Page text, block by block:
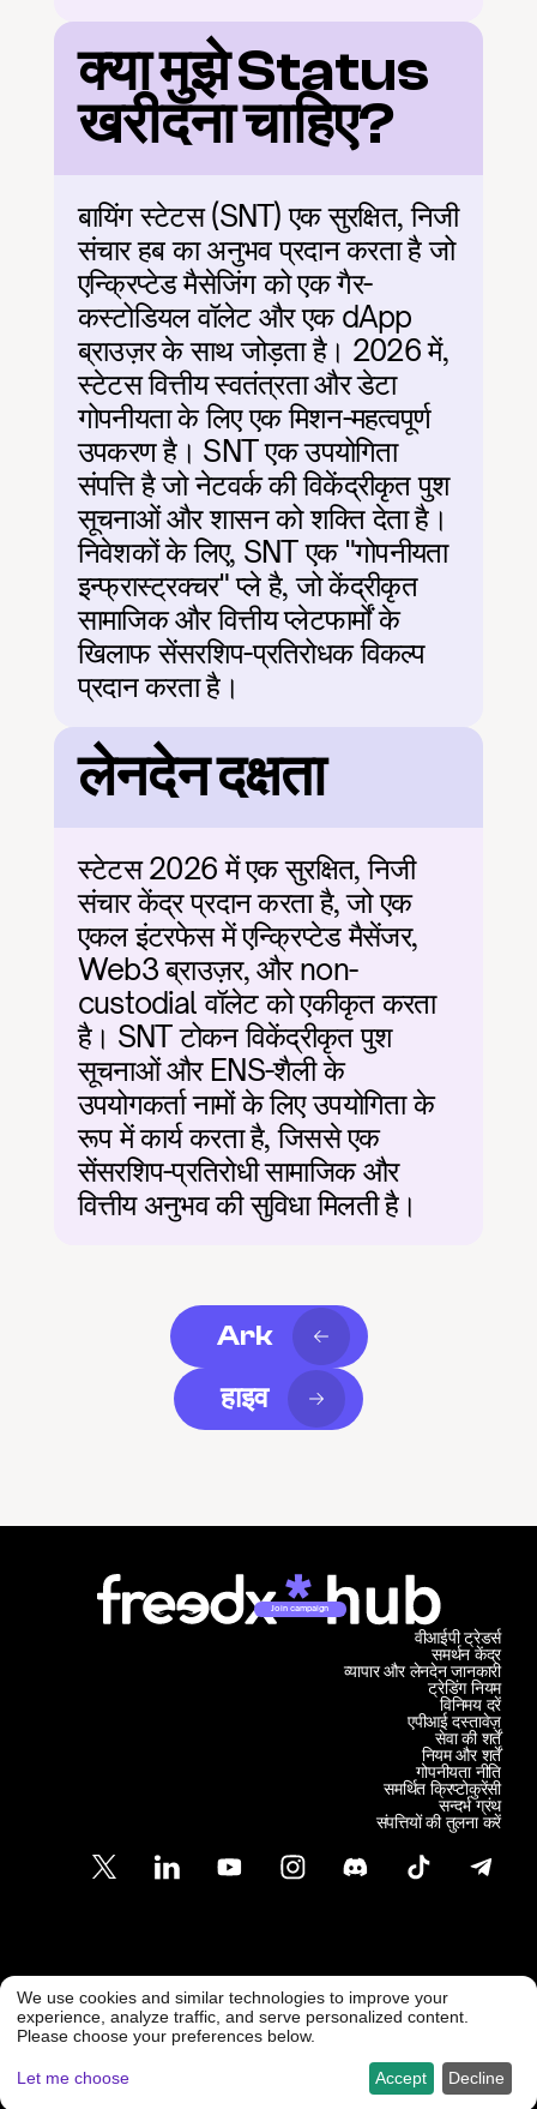
क्या मुझे Status
खरीदना चाहिए?
बायिंग स्टेटस (SNT) एक सुरक्षित, निजी
संचार हब का अनुभव प्रदान करता है जो
एन्क्रिप्टेड मैसेजिंग को एक गैर-
कस्टोडियल वॉलेट और एक dApp
ब्राउज़र के साथ जोड़ता है। 2026 में,
स्टेटस वित्तीय स्वतंत्रता और डेटा
गोपनीयता के लिए एक मिशन-महत्वपूर्ण
उपकरण है। SNT एक उपयोगिता
संपत्ति है जो नेटवर्क की विकेंद्रीकृत पुश
सूचनाओं और शासन को शक्ति देता है।
निवेशकों के लिए, SNT एक "गोपनीयता
इन्फ्रास्ट्रक्चर" प्ले है, जो केंद्रीकृत
सामाजिक और वित्तीय प्लेटफार्मों के
खिलाफ सेंसरशिप-प्रतिरोधक विकल्प
प्रदान करता है।
लेनदेन दक्षता
स्टेटस 2026 में एक सुरक्षित, निजी
संचार केंद्र प्रदान करता है, जो एक
एकल इंटरफेस में एन्क्रिप्टेड मैसेंजर,
Web3 ब्राउज़र, और non-
custodial वॉलेट को एकीकृत करता
है। SNT टोकन विकेंद्रीकृत पुश
सूचनाओं और ENS-शैली के
उपयोगकर्ता नामों के लिए उपयोगिता के
रूप में कार्य करता है, जिससे एक
सेंसरशिप-प्रतिरोधी सामाजिक और
वित्तीय अनुभव की सुविधा मिलती है।
Ark
हाइव
Join campaign
समर्थन केंद्र
व्यापार और लेनदेन जानकारी
वीआईपी ट्रेडर्स
ट्रेडिंग नियम
विनिमय दरें
एपीआई दस्तावेज़
सेवा की शर्तें
नियम और शर्तें
गोपनीयता नीति
समर्थित क्रिप्टोकुरेंसी
सन्दर्भ ग्रंथ
संपत्तियों की तुलना करें
ग्राहक समर्थन
सपोर्ट@फ्रीडएक्स.कॉम @ Freedx 2026
We use cookies and similar technologies to improve your
experience, analyze traffic, and serve personalized content.
Please choose your preferences below.
Let me choose Decline
Accept